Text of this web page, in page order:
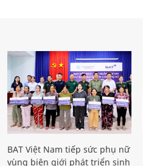
BAT Việt Nam tiếp sức phụ nữ
vùng biên giới phát triển sinh